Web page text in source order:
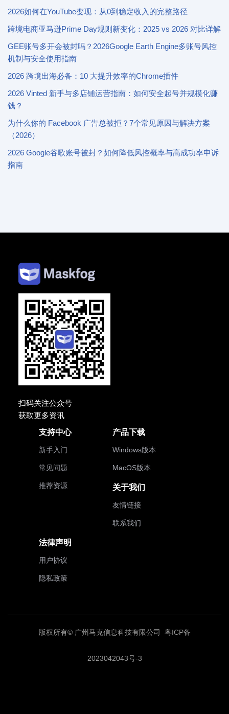
2026如何在YouTube变现：从0到稳定收入的完整路径
跨境电商亚马逊Prime Day规则新变化：2025 vs 2026 对比详解
GEE账号多开会被封吗？2026Google Earth Engine多账号风控
机制与安全使用指南
2026 跨境出海必备：10 大提升效率的Chrome插件
2026 Vinted 新手与多店铺运营指南：如何安全起号并规模化赚
钱？
为什么你的 Facebook 广告总被拒？7个常见原因与解决方案
（2026）
2026 Google谷歌账号被封？如何降低风控概率与高成功率申诉
指南
扫码关注公众号
获取更多资讯
支持中心
新手入门
常见问题
推荐资源
产品下载
Windows版本
MacOS版本
关于我们
友情链接
联系我们
法律声明
用户协议
隐私政策
版权所有© 广州马克信息科技有限公司 粤ICP备
2023042043号-3